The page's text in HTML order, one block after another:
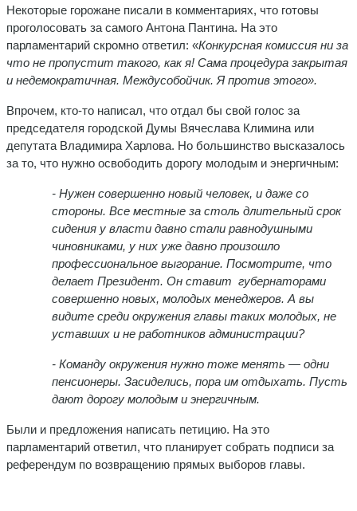
Некоторые горожане писали в комментариях, что готовы
проголосовать за самого Антона Пантина. На это
парламентарий скромно ответил: «Конкурсная комиссия ни за
что не пропустит такого, как я! Сама процедура закрытая
и недемократичная. Междусобойчик. Я против этого».
Впрочем, кто-то написал, что отдал бы свой голос за
председателя городской Думы Вячеслава Климина или
депутата Владимира Харлова. Но большинство высказалось
за то, что нужно освободить дорогу молодым и энергичным:
- Нужен совершенно новый человек, и даже со
стороны. Все местные за столь длительный срок
сидения у власти давно стали равнодушными
чиновниками, у них уже давно произошло
профессиональное выгорание. Посмотрите, что
делает Президент. Он ставит губернаторами
совершенно новых, молодых менеджеров. А вы
видите среди окружения главы таких молодых, не
уставших и не работников администрации?
- Команду окружения нужно тоже менять — одни
пенсионеры. Засиделись, пора им отдыхать. Пусть
дают дорогу молодым и энергичным.
Были и предложения написать петицию. На это
парламентарий ответил, что планирует собрать подписи за
референдум по возвращению прямых выборов главы.